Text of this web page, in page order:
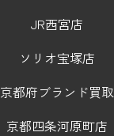
JR西宮店
ソリオ宝塚店
京都府ブランド買取
京都四条河原町店